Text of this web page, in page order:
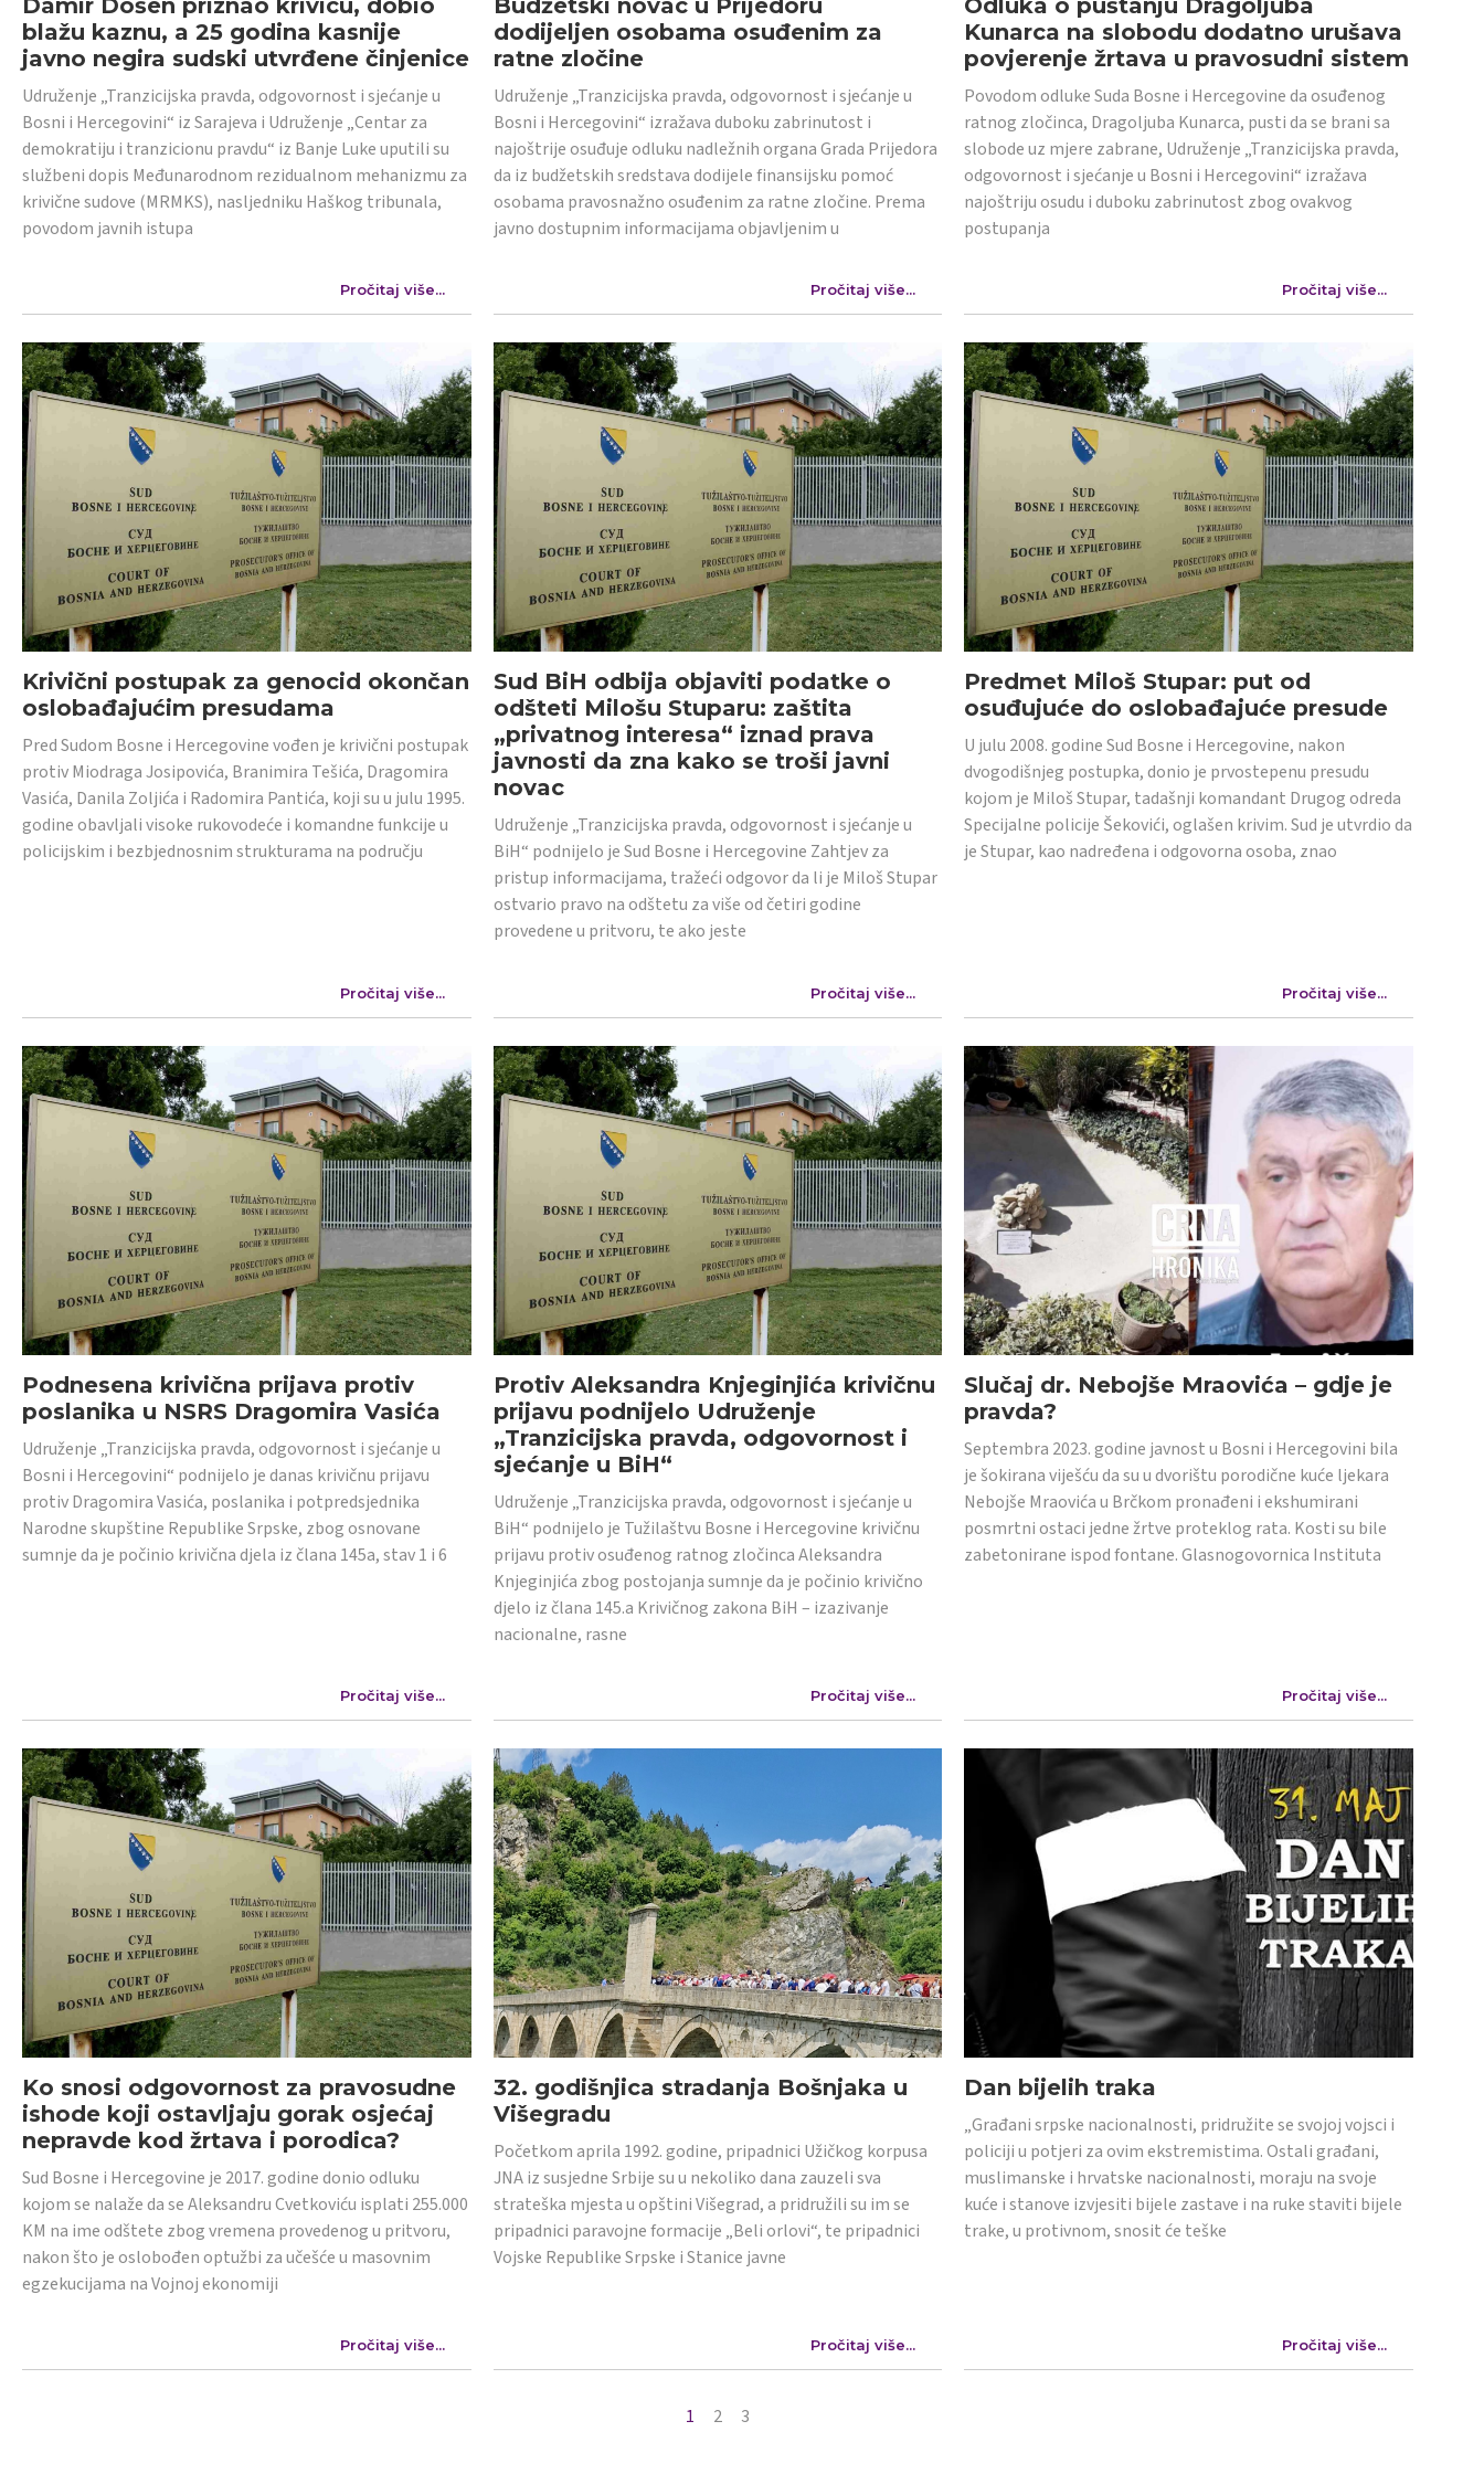
blažu kaznu, a 25 godina kasnije
javno negira sudski utvrđene činjenice
Udruženje „Tranzicijska pravda, odgovornost i sjećanje u
Bosni i Hercegovini“ iz Sarajeva i Udruženje „Centar za
demokratiju i tranzicionu pravdu“ iz Banje Luke uputili su
službeni dopis Međunarodnom rezidualnom mehanizmu za
krivične sudove (MRMKS), nasljedniku Haškog tribunala,
povodom javnih istupa
Pročitaj više...
dodijeljen osobama osuđenim za
ratne zločine
Udruženje „Tranzicijska pravda, odgovornost i sjećanje u
Bosni i Hercegovini“ izražava duboku zabrinutost i
najoštrije osuđuje odluku nadležnih organa Grada Prijedora
da iz budžetskih sredstava dodijele finansijsku pomoć
osobama pravosnažno osuđenim za ratne zločine. Prema
javno dostupnim informacijama objavljenim u
Pročitaj više...
Kunarca na slobodu dodatno urušava
povjerenje žrtava u pravosudni sistem
Povodom odluke Suda Bosne i Hercegovine da osuđenog
ratnog zločinca, Dragoljuba Kunarca, pusti da se brani sa
slobode uz mjere zabrane, Udruženje „Tranzicijska pravda,
odgovornost i sjećanje u Bosni i Hercegovini“ izražava
najoštriju osudu i duboku zabrinutost zbog ovakvog
postupanja
Pročitaj više...
Krivični postupak za genocid okončan
oslobađajućim presudama
Pred Sudom Bosne i Hercegovine vođen je krivični postupak
protiv Miodraga Josipovića, Branimira Tešića, Dragomira
Vasića, Danila Zoljića i Radomira Pantića, koji su u julu 1995.
godine obavljali visoke rukovodeće i komandne funkcije u
policijskim i bezbjednosnim strukturama na području
Pročitaj više...
Sud BiH odbija objaviti podatke o
odšteti Milošu Stuparu: zaštita
„privatnog interesa“ iznad prava
javnosti da zna kako se troši javni
novac
Udruženje „Tranzicijska pravda, odgovornost i sjećanje u
BiH“ podnijelo je Sud Bosne i Hercegovine Zahtjev za
pristup informacijama, tražeći odgovor da li je Miloš Stupar
ostvario pravo na odštetu za više od četiri godine
provedene u pritvoru, te ako jeste
Pročitaj više...
Predmet Miloš Stupar: put od
osuđujuće do oslobađajuće presude
U julu 2008. godine Sud Bosne i Hercegovine, nakon
dvogodišnjeg postupka, donio je prvostepenu presudu
kojom je Miloš Stupar, tadašnji komandant Drugog odreda
Specijalne policije Šekovići, oglašen krivim. Sud je utvrdio da
je Stupar, kao nadređena i odgovorna osoba, znao
Pročitaj više...
Podnesena krivična prijava protiv
poslanika u NSRS Dragomira Vasića
Udruženje „Tranzicijska pravda, odgovornost i sjećanje u
Bosni i Hercegovini“ podnijelo je danas krivičnu prijavu
protiv Dragomira Vasića, poslanika i potpredsjednika
Narodne skupštine Republike Srpske, zbog osnovane
sumnje da je počinio krivična djela iz člana 145a, stav 1 i 6
Pročitaj više...
Protiv Aleksandra Knjeginjića krivičnu
prijavu podnijelo Udruženje
„Tranzicijska pravda, odgovornost i
sjećanje u BiH“
Udruženje „Tranzicijska pravda, odgovornost i sjećanje u
BiH“ podnijelo je Tužilaštvu Bosne i Hercegovine krivičnu
prijavu protiv osuđenog ratnog zločinca Aleksandra
Knjeginjića zbog postojanja sumnje da je počinio krivično
djelo iz člana 145.a Krivičnog zakona BiH – izazivanje
nacionalne, rasne
Pročitaj više...
Slučaj dr. Nebojše Mraovića – gdje je
pravda?
Septembra 2023. godine javnost u Bosni i Hercegovini bila
je šokirana viješću da su u dvorištu porodične kuće ljekara
Nebojše Mraovića u Brčkom pronađeni i ekshumirani
posmrtni ostaci jedne žrtve proteklog rata. Kosti su bile
zabetonirane ispod fontane. Glasnogovornica Instituta
Pročitaj više...
Ko snosi odgovornost za pravosudne
ishode koji ostavljaju gorak osjećaj
nepravde kod žrtava i porodica?
Sud Bosne i Hercegovine je 2017. godine donio odluku
kojom se nalaže da se Aleksandru Cvetkoviću isplati 255.000
KM na ime odštete zbog vremena provedenog u pritvoru,
nakon što je oslobođen optužbi za učešće u masovnim
egzekucijama na Vojnoj ekonomiji
Pročitaj više...
32. godišnjica stradanja Bošnjaka u
Višegradu
Početkom aprila 1992. godine, pripadnici Užičkog korpusa
JNA iz susjedne Srbije su u nekoliko dana zauzeli sva
strateška mjesta u opštini Višegrad, a pridružili su im se
pripadnici paravojne formacije „Beli orlovi“, te pripadnici
Vojske Republike Srpske i Stanice javne
Pročitaj više...
Dan bijelih traka
„Građani srpske nacionalnosti, pridružite se svojoj vojsci i
policiji u potjeri za ovim ekstremistima. Ostali građani,
muslimanske i hrvatske nacionalnosti, moraju na svoje
kuće i stanove izvjesiti bijele zastave i na ruke staviti bijele
trake, u protivnom, snosit će teške
Pročitaj više...
1 2 3